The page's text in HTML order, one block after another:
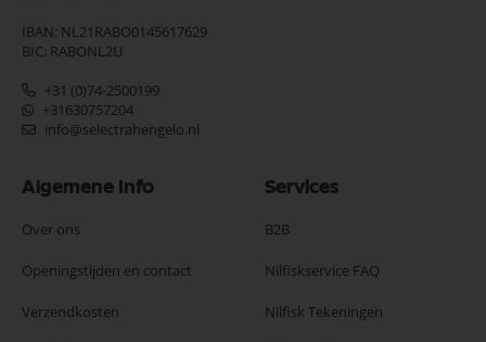
IBAN: NL21RABO0145617629
BIC: RABONL2U
+31 (0)74-2500199
+31630757204
info@selectrahengelo.nl
Algemene Info
Over ons
Openingstijden en contact
Verzendkosten
Services
B2B
Nilfiskservice FAQ
Nilfisk Tekeningen